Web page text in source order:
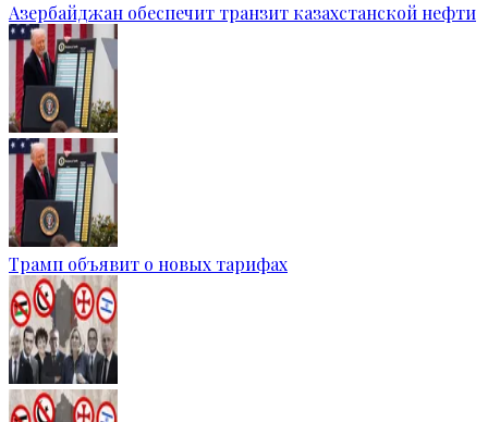
Азербайджан обеспечит транзит казахстанской нефти
Трамп объявит о новых тарифах